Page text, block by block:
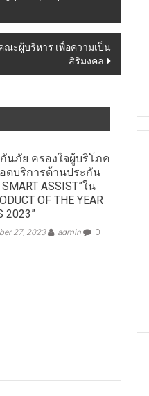
ณะผู้บริหาร เพื่อความเป็น
สิริมงคล
นภัย ครองใจผู้บริโภค
ดบริการด้านประกัน
ASSIST”ใน
OF THE YEAR
2023”
27, 2023 admin 0